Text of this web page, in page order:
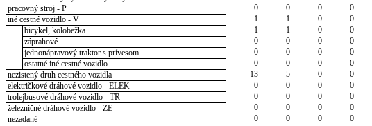
pracovný stroj - P
0 0 0 0
iné cestné vozidlo - V
1 1 0 0
bicykel, kolobežka
1 1 0 0
záprahové
0 0 0 0
jednonápravový traktor s prívesom
0 0 0 0
ostatné iné cestné vozidlo
0 0 0 0
nezistený druh cestného vozidla
13 5 0 0
električkové dráhové vozidlo - ELEK
0 0 0 0
trolejbusové dráhové vozidlo - TR
0 0 0 0
železničné dráhové vozidlo - ZE
0 0 0 0
nezadané
0 0 0 0